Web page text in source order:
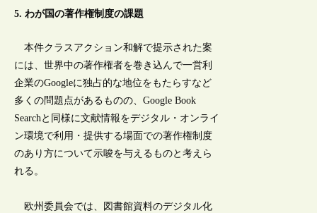
5. わが国の著作権制度の課題
本件クラスアクション和解で提示された案
には、世界中の著作権者を巻き込んで一営利
企業のGoogleに独占的な地位をもたらすなど
多くの問題点があるものの、Google Book
Searchと同様に文献情報をデジタル・オンライ
ン環境で利用・提供する場面での著作権制度
のあり方について示唆を与えるものと考えら
れる。
欧州委員会では、図書館資料のデジタル化